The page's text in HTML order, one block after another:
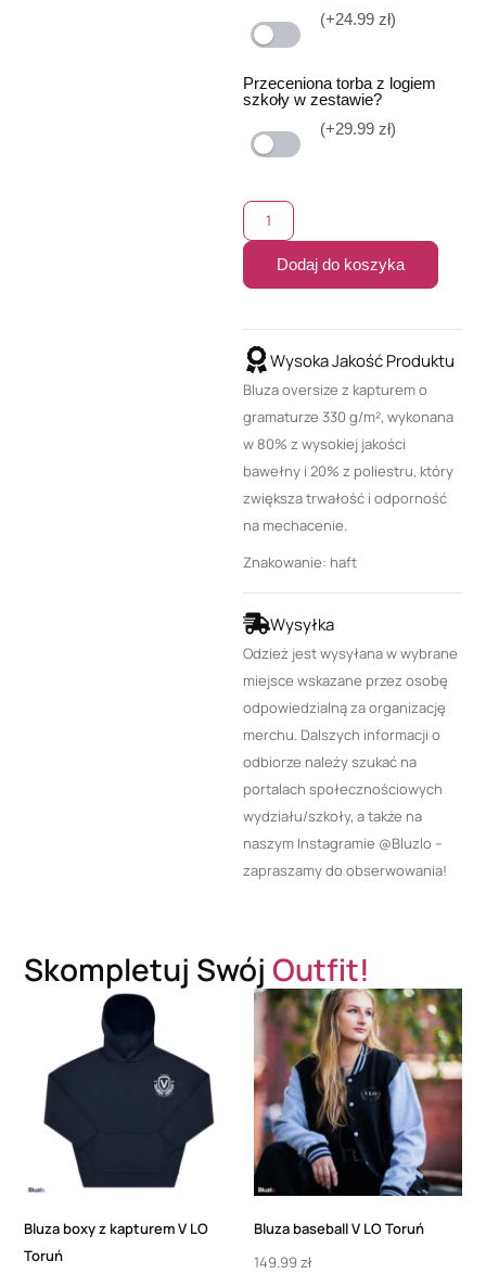
(+24.99 zł)
Przeceniona torba z logiem
szkoły w zestawie?
(+29.99 zł)
Dodaj do koszyka
Wysoka Jakość Produktu
Bluza oversize z kapturem o
gramaturze 330 g/m², wykonana
w 80% z wysokiej jakości
bawełny i 20% z poliestru, który
zwiększa trwałość i odporność
na mechacenie.
Znakowanie: haft
Wysyłka
Odzież jest wysyłana w wybrane
miejsce wskazane przez osobę
odpowiedzialną za organizację
merchu. Dalszych informacji o
odbiorze należy szukać na
portalach społecznościowych
wydziału/szkoły, a także na
naszym Instagramie @Bluzlo –
zapraszamy do obserwowania!
Skompletuj SwójOutfit!
Bluza boxy z kapturem V LO
Toruń
Bluza baseball V LO Toruń
149.99 zł